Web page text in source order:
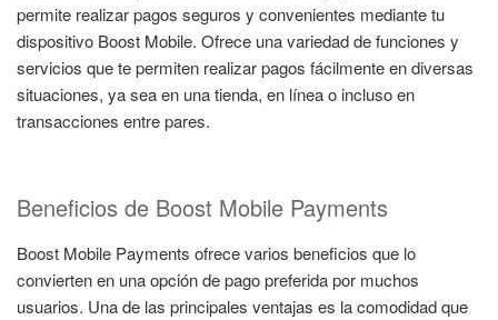
permite realizar pagos seguros y convenientes mediante tu
dispositivo Boost Mobile. Ofrece una variedad de funciones y
servicios que te permiten realizar pagos fácilmente en diversas
situaciones, ya sea en una tienda, en línea o incluso en
transacciones entre pares.
Beneficios de Boost Mobile Payments
Boost Mobile Payments ofrece varios beneficios que lo
convierten en una opción de pago preferida por muchos
usuarios. Una de las principales ventajas es la comodidad que